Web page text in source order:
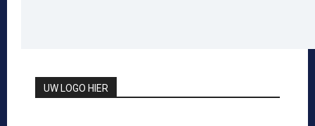
UW LOGO HIER